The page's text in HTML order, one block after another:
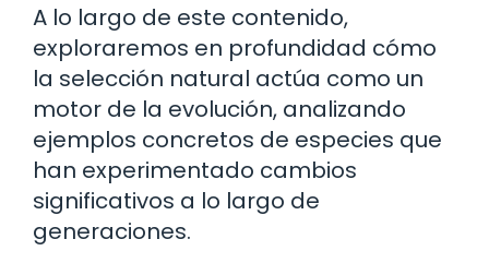
A lo largo de este contenido,
exploraremos en profundidad cómo
la selección natural actúa como un
motor de la evolución, analizando
ejemplos concretos de especies que
han experimentado cambios
significativos a lo largo de
generaciones.